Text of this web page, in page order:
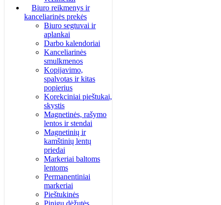
Biuro reikmenys ir
kanceliarinės prekės
Biuro segtuvai ir
aplankai
Darbo kalendoriai
Kanceliarinės
smulkmenos
Kopijavimo,
spalvotas ir kitas
popierius
Korekciniai pieštukai,
skystis
Magnetinės, rašymo
lentos ir stendai
Magnetinių ir
kamštinių lentų
priedai
Markeriai baltoms
lentoms
Permanentiniai
markeriai
Pieštukinės
Pinigų dėžutės